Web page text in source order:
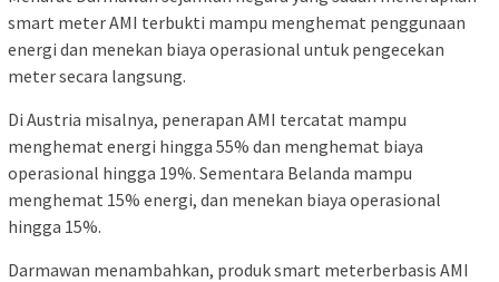
smart meter AMI terbukti mampu menghemat penggunaan
energi dan menekan biaya operasional untuk pengecekan
meter secara langsung.
Di Austria misalnya, penerapan AMI tercatat mampu
menghemat energi hingga 55% dan menghemat biaya
operasional hingga 19%. Sementara Belanda mampu
menghemat 15% energi, dan menekan biaya operasional
hingga 15%.
Darmawan menambahkan, produk smart meterberbasis AMI